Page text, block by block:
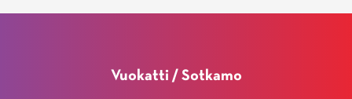
tavoitteena
Vuokatti / Sotkamo